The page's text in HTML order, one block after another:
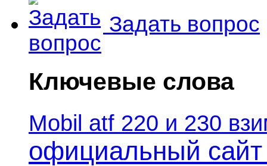
Задать вопрос
Ключевые слова
Mobil atf 220 и 230
официальный сайт